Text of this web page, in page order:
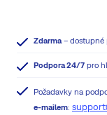
Zdarma– dostupné
Podpora 24/7 pro
Požadavky na
e-mailem: